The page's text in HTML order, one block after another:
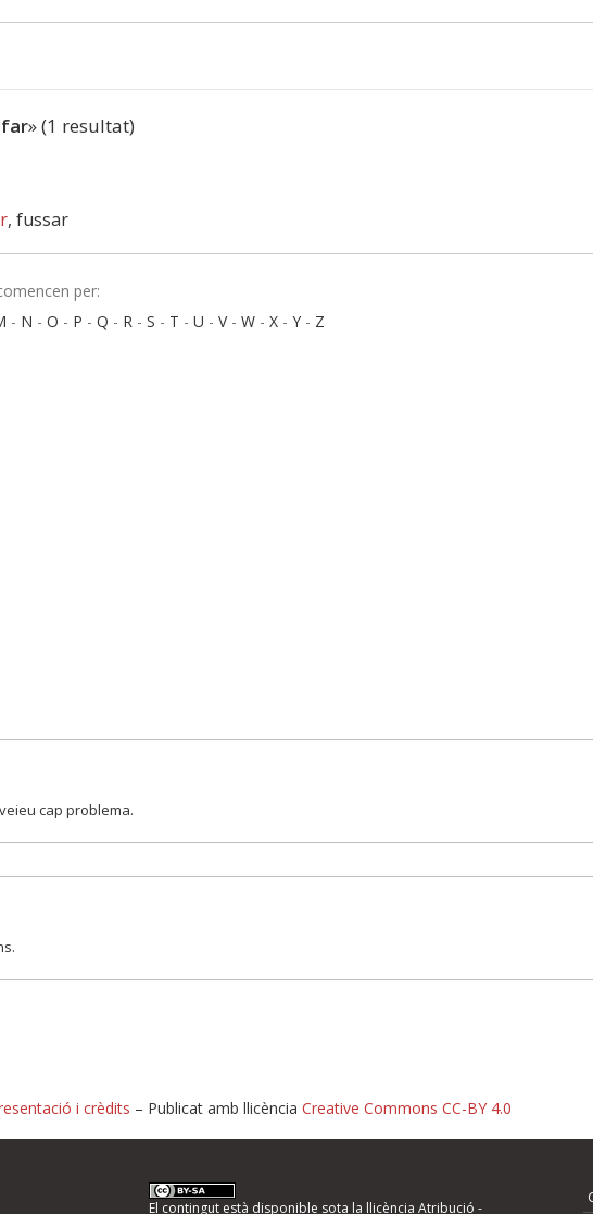
» (1 resultat)
, fussar
per:
- N - O - P - Q - R - S - T - U - V- W - X - Y - Z
cap problema.
o informeu d'errors
i crèdits – Publicat amb llicència Creative Commons CC-BY 4.0
El contingut està disponible sota la llicència Atribució -